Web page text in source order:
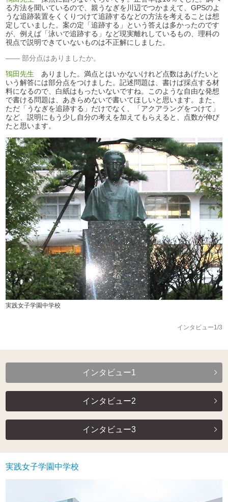
る方法を聞いているので、親うなぎを川辺でつかまえて、GPSのよ
うな追跡装置をくくりつけて追跡するなどの方法を考えることは想
定していました。案の定「追跡する」という答えは多かったのです
が、例えば「泳いで追跡する」など現実離れしているもの、理科の
視点で説明できていないものは不正解にしました。
部分点はありましたか。
鴇田先生 ありました。満点とはいかないけれど点数はあげたいと
いう解答には部分点をつけました。記述問題は、書けば採点する材
料になるので、白紙はもったいないですね。このような自由な発想
で書ける問題は、あきらめないで書いてほしいと思います。また、
ただ「うなぎを追跡する」だけでなく、「アクアラングをつけて」
など、説明にもう少し自分の考えを加えてもらえると、点数が伸び
たと思います。
実践女子学園中学校
インタビュー1/3
インタビュー1
インタビュー2
インタビュー3
実践女子学園中学校